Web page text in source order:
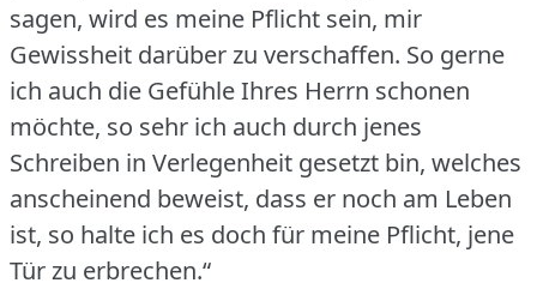
sagen, wird es meine Pflicht sein, mir
Gewissheit darüber zu verschaffen. So gerne
ich auch die Gefühle Ihres Herrn schonen
möchte, so sehr ich auch durch jenes
Schreiben in Verlegenheit gesetzt bin, welches
anscheinend beweist, dass er noch am Leben
ist, so halte ich es doch für meine Pflicht, jene
Tür zu erbrechen.“